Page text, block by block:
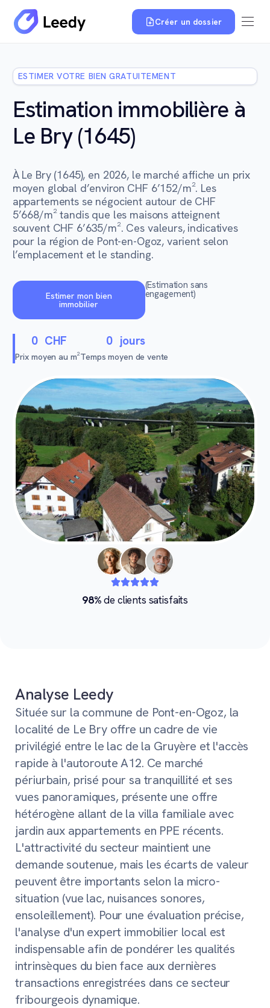
Créer un dossier
ESTIMER VOTRE BIEN GRATUITEMENT
Estimation immobilière à
Le Bry (1645)
À Le Bry (1645), en 2026, le marché affiche un prix
moyen global d’environ CHF 6’152/m². Les
appartements se négocient autour de CHF
5’668/m² tandis que les maisons atteignent
souvent CHF 6’635/m². Ces valeurs, indicatives
pour la région de Pont-en-Ogoz, varient selon
l’emplacement et le standing.
Estimer mon bien
immobilier
(Estimation sans
engagement)
0 CHF
Prix moyen au m²
0 jours
Temps moyen de vente
98%de clients satisfaits
Analyse Leedy
Située sur la commune de Pont-en-Ogoz, la
localité de Le Bry offre un cadre de vie
privilégié entre le lac de la Gruyère et l'accès
rapide à l'autoroute A12. Ce marché
périurbain, prisé pour sa tranquillité et ses
vues panoramiques, présente une offre
hétérogène allant de la villa familiale avec
jardin aux appartements en PPE récents.
L'attractivité du secteur maintient une
demande soutenue, mais les écarts de valeur
peuvent être importants selon la micro-
situation (vue lac, nuisances sonores,
ensoleillement). Pour une évaluation précise,
l'analyse d'un expert immobilier local est
indispensable afin de pondérer les qualités
intrinsèques du bien face aux dernières
transactions enregistrées dans ce secteur
fribourgeois dynamique.